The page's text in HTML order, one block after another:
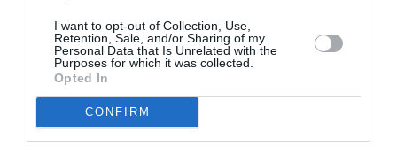
I want to opt-out of Collection, Use,
Retention, Sale, and/or Sharing of my
Personal Data that Is Unrelated with the
Purposes for which it was collected.
Opted In
CONFIRM
σας αγαπούν και νοιάζονται για εσάς, ώστε να
γίνουν τα πράγματα πιο εύκολα.
ADVERTISEMENT - CONTINUE READING BELOW